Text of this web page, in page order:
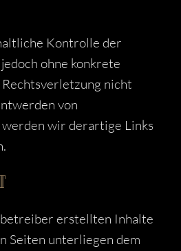
Kontrolle der
ohne konkrete
nicht
von
wir derartige Links
erstellten Inhalte
Seiten unterliegen dem